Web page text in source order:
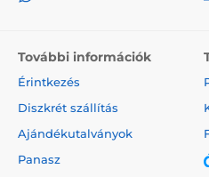
További információk
Érintkezés
Diszkrét szállítás
Ajándékutalványok
Panasz